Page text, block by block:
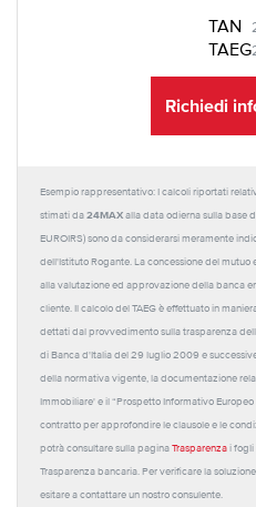
TAN
TAEG
Richiedi
Esempio rappresentativo: I calcoli riportati
stimati da 24MAX alla data odierna sulla base
EUROIRS) sono da considerarsi meramente
dell'Istituto Rogante. La concessione del
alla valutazione ed approvazione della banca
cliente. Il calcolo del TAEG è effettuato in
dettati dal provvedimento sulla trasparenza
di Banca d'Italia del 29 luglio 2009 e
della normativa vigente, la documentazione
Immobiliare' e il “Prospetto Informativo
contratto per approfondire le clausole e le
potrà consultare sulla pagina Trasparenza i fogli
Trasparenza bancaria. Per verificare la
esitare a contattare un nostro consulente.